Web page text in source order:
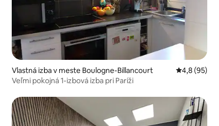
Vlastná izba v meste Boulogne-Billancourt Priemerné
4,8 (95)
Veľmi pokojná 1-izbová izba pri Paríži